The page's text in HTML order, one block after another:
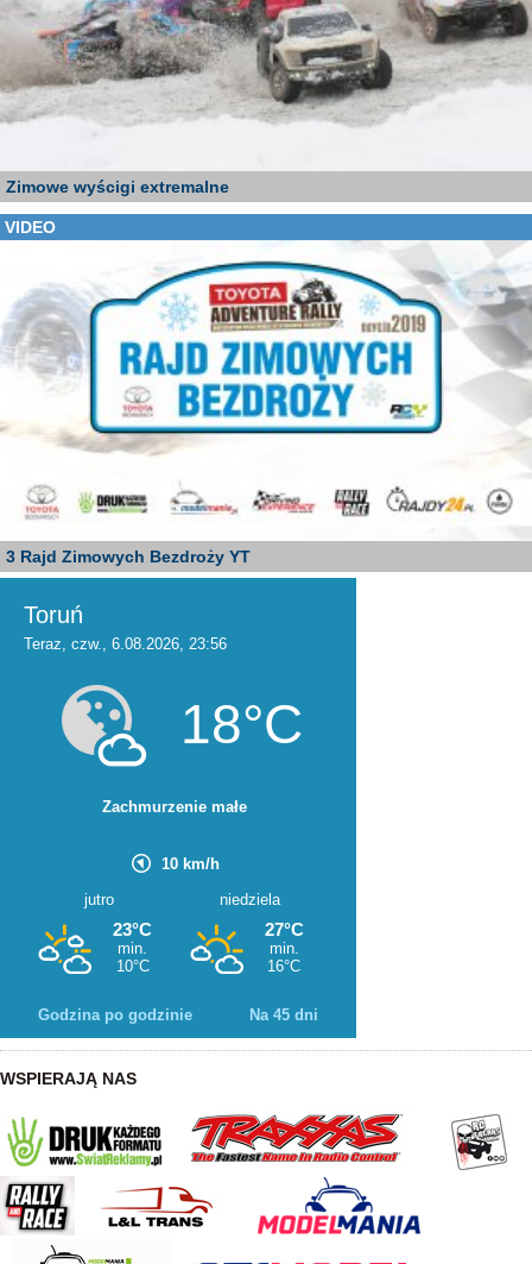
Zimowe wyścigi extremalne
VIDEO
3 Rajd Zimowych Bezdroży YT
Godzina po godzinie Na 45 dni
WSPIERAJĄ NAS